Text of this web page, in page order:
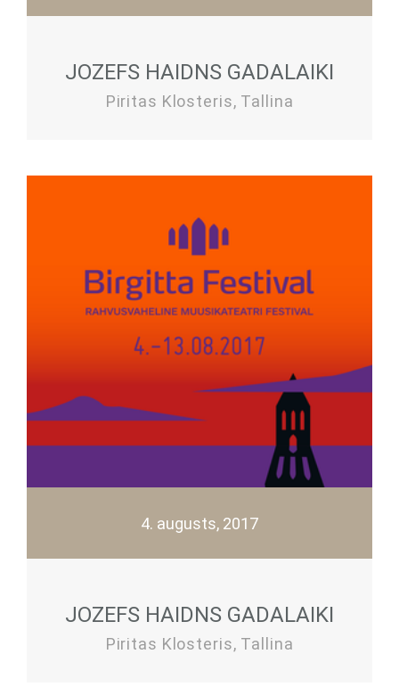
JOZEFS HAIDNS GADALAIKI
Piritas Klosteris, Tallina
4. augusts, 2017
JOZEFS HAIDNS GADALAIKI
Piritas Klosteris, Tallina